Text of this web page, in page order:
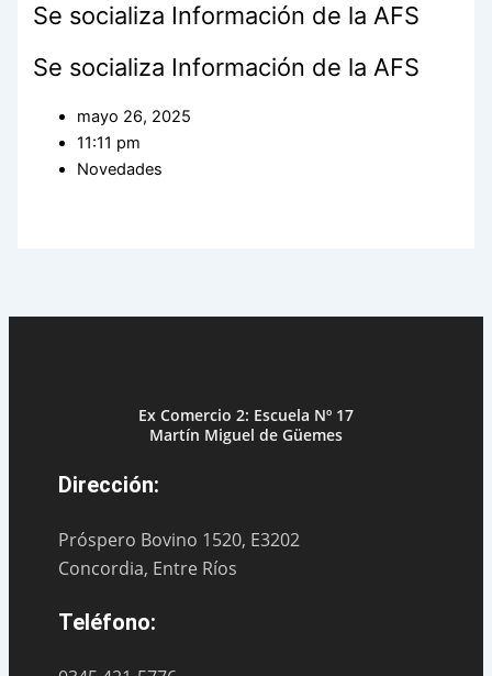
Se socializa Información de la AFS
Se socializa Información de la AFS
mayo 26, 2025
11:11 pm
Novedades
Ex Comercio 2: Escuela Nº 17
Martín Miguel de Güemes
Dirección:
Próspero Bovino 1520, E3202
Concordia, Entre Ríos
Teléfono: